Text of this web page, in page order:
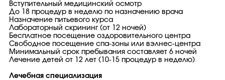
Вступительный медицинский осмотр
До 18 процедур в неделю по назначению врача
Назначение питьевого курса
Лабораторный скрининг (от 12 ночей)
Бесплатное посещение оздоровительного центра
Свободное посещение спа-зоны или вэлнес-центра
Минимальный срок пребывания составляет 6 ночей
Лечение детей от 12 лет (10-15 процедур в неделю)
Лечебная специализация